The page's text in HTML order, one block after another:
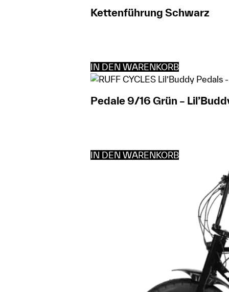
Kettenführung Schwarz
IN DEN WARENKORB
Pedale 9/16 Grün –
IN DEN WARENKORB